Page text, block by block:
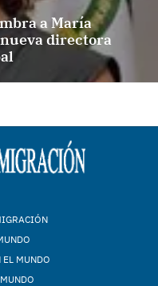
a María
directora
EL MUNDO